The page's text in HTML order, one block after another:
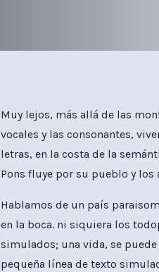
Muy lejos, más allá de las
vocales y las consonantes,
letras, en la costa de la
Pons fluye por su pueblo y los
Hablamos de un país
en la boca. ni siquiera los
simulados; una vida, se
pequeña línea de texto